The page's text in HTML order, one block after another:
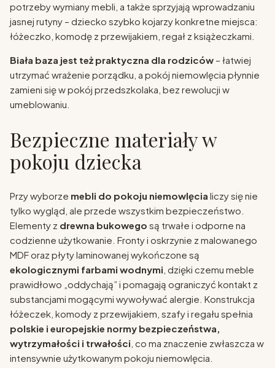
potrzeby wymiany mebli, a także sprzyjają wprowadzaniu
jasnej rutyny – dziecko szybko kojarzy konkretne miejsca:
łóżeczko, komodę z przewijakiem, regał z książeczkami.
Biała baza jest też praktyczna dla rodziców – łatwiej
utrzymać wrażenie porządku, a pokój niemowlęcia płynnie
zamieni się w pokój przedszkolaka, bez rewolucji w
umeblowaniu.
Bezpieczne materiały w
pokoju dziecka
Przy wyborze mebli do pokoju niemowlęcia liczy się nie
tylko wygląd, ale przede wszystkim bezpieczeństwo.
Elementy z drewna bukowego są trwałe i odporne na
codzienne użytkowanie. Fronty i oskrzynie z malowanego
MDF oraz płyty laminowanej wykończone są
ekologicznymi farbami wodnymi , dzięki czemu meble
prawidłowo „oddychają” i pomagają ograniczyć kontakt z
substancjami mogącymi wywoływać alergie. Konstrukcja
łóżeczek, komody z przewijakiem, szafy i regału spełnia
polskie i europejskie normy bezpieczeństwa,
wytrzymałości i trwałości , co ma znaczenie zwłaszcza w
intensywnie użytkowanym pokoju niemowlęcia.